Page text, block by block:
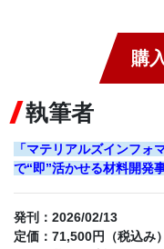
購
執筆者
「マテリアルズインフォ
で“即”活かせる材料開発
発刊：2026/02/13
定価：71,500円（税込み）